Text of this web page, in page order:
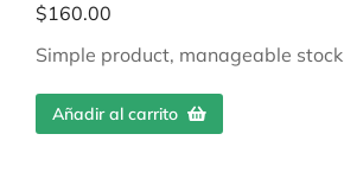
$160.00
Simple product, manageable stock
Añadir al carrito